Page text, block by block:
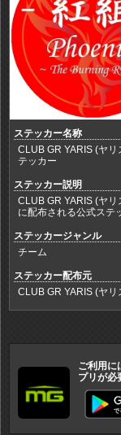
ステッカー名称
CLUB GR YARIS (ヤリ
テッカー
ステッカー説明
CLUB GR YARIS (ヤリ
に配布される公式ステ
ステッカージャンル
チーム
ステッカー配布元
CLUB GR YARIS (ヤリ
ご利用に
プリが必